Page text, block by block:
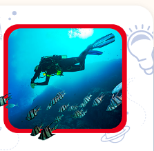
ง หรือโรคน้ำหีบ หรือโรคน้ำหนีบ
อการบีบกดของอวัยวะต่างๆ